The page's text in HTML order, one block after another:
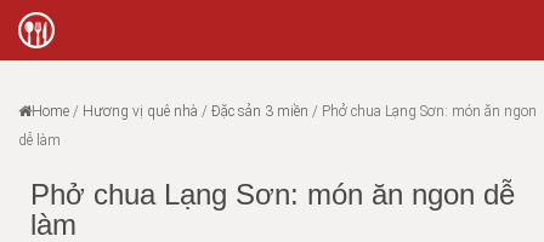
Home / Hương vị quê nhà / Đặc sản 3 miền / Phở chua Lạng Sơn: món ăn ngon
dễ làm
Phở chua Lạng Sơn: món ăn ngon dễ
làm